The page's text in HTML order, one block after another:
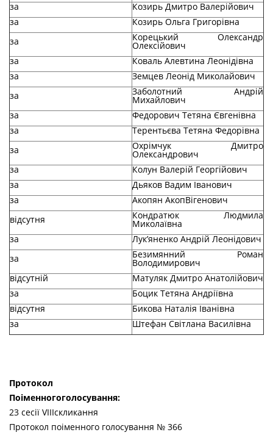
за
Козирь Дмитро Валерійович
за
Козирь Ольга Григорівна
за
Корецький Олександр
Олексійович
за
Коваль Алевтина Леонідівна
за
Земцев Леонід Миколайович
за
Заболотний Андрій
Михайлович
за
Федорович Тетяна Євгенівна
за
Терентьєва Тетяна Федорівна
за
Охрімчук Дмитро
Олександрович
за
Колун Валерій Георгійович
за
Дьяков Вадим Іванович
за
Акопян АкопВігенович
відсутня
Кондратюк Людмила
Миколаївна
за
Лук’яненко Андрій Леонідович
за
Безимянний Роман
Володимирович
відсутній
Матуляк Дмитро Анатолійович
за
Боцик Тетяна Андріївна
відсутня
Бикова Наталія Іванівна
за
Штефан Світлана Василівна
Протокол
Поіменногоголосування:
23 сесії VIIIскликання
Протокол поіменного голосування № 366